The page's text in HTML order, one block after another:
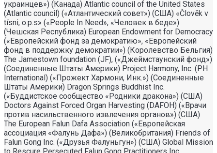
украинцев») (Канада) Atlantic council of the United States
(Atlantic council) («Атлантический совет») (США) «Člověk v
tísni, o.p.s» («People In Need», «Человек в беде»)
(Чешская Республика) European Endowment for Democracy
(«Европейский фонд за демократию», «Европейский
фонд в поддержку демократии») (Королевство Бельгия)
The Jamestown foundation (JF), («Джеймстаунский фонд»)
(Соединенные Штаты Америки) Project Harmony, Inc. (PH
International) («Прожект Хармони, Инк.») (Соединенные
Штаты Америки) Dragon Springs Buddhist Inc.
(«Буддистское сообщество «Родники дракона») (США)
Doctors Against Forced Organ Harvesting (DAFOH) («Врачи
против насильственного извлечения органов») (США)
The European Falun Dafa Association («Европейская
ассоциация «Фалунь Дафа») (Великобритания) Friends of
Falun Gong Inc. («Друзья Фалуньгун») (США) Global Mission
to Rescure Persecuted Falun Gong Practitioners Inc.